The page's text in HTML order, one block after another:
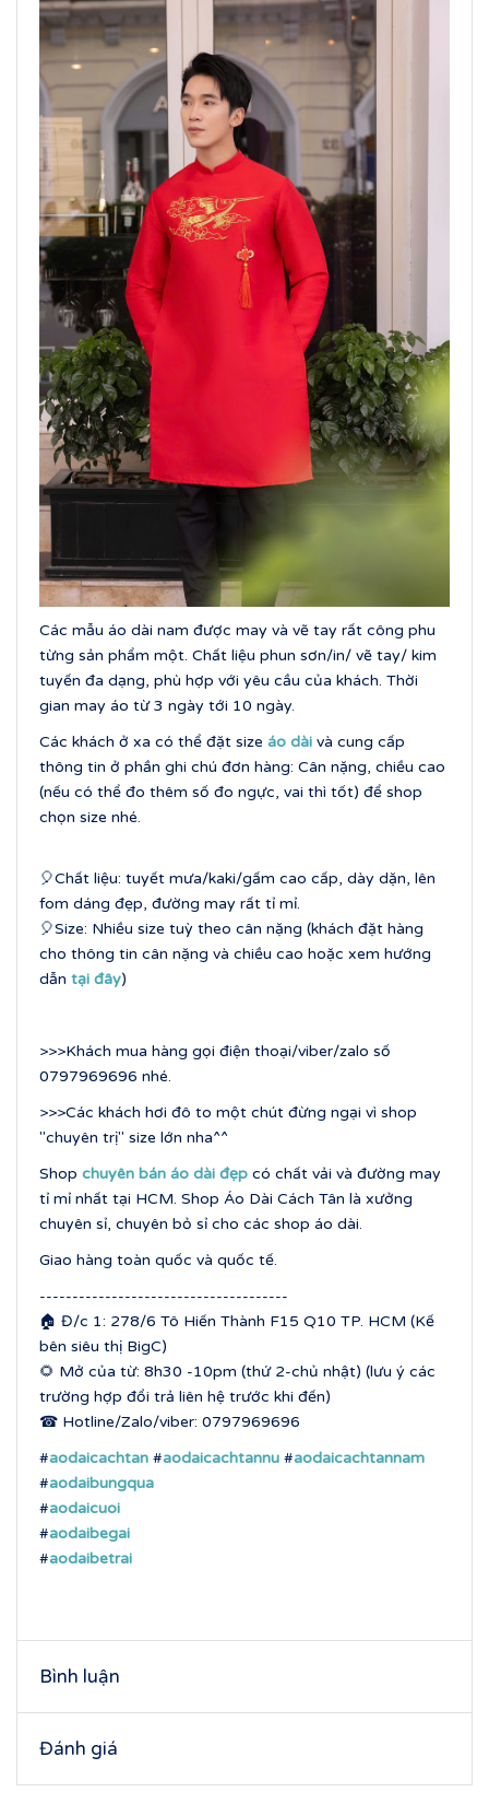
Các mẫu áo dài nam được may và vẽ tay rất công phu
từng sản phẩm một. Chất liệu phun sơn/in/ vẽ tay/ kim
tuyến đa dạng, phù hợp với yêu cầu của khách. Thời
gian may áo từ 3 ngày tới 10 ngày.
Các khách ở xa có thể đặt size áo dài và cung cấp
thông tin ở phần ghi chú đơn hàng: Cân nặng, chiều cao
(nếu có thể đo thêm số đo ngực, vai thì tốt) để shop
chọn size nhé.
🎈Chất liệu: tuyết mưa/kaki/gấm cao cấp, dày dặn, lên
fom dáng đẹp, đường may rất tỉ mỉ.
🎈Size: Nhiều size tuỳ theo cân nặng (khách đặt hàng
cho thông tin cân nặng và chiều cao hoặc xem hướng
dẫn tại đây)
>>>Khách mua hàng gọi điện thoại/viber/zalo số
0797969696 nhé.
>>>Các khách hơi đô to một chút đừng ngại vì shop
"chuyên trị" size lớn nha^^
Shop chuyên bán áo dài đẹp có chất vải và đường may
tỉ mỉ nhất tại HCM. Shop Áo Dài Cách Tân là xưởng
chuyên sỉ, chuyên bỏ sỉ cho các shop áo dài.
Giao hàng toàn quốc và quốc tế.
--------------------------------------
🏠 Đ/c 1: 278/6 Tô Hiến Thành F15 Q10 TP. HCM (Kế
bên siêu thị BigC)
🌻 Mở của từ: 8h30 -10pm (thứ 2-chủ nhật) (lưu ý các
trường hợp đổi trả liên hệ trước khi đến)
☎ Hotline/Zalo/viber: 0797969696
#aodaicachtan #aodaicachtannu #aodaicachtannam
#aodaibungqua
#aodaicuoi
#aodaibegai
#aodaibetrai
Bình luận
Đánh giá